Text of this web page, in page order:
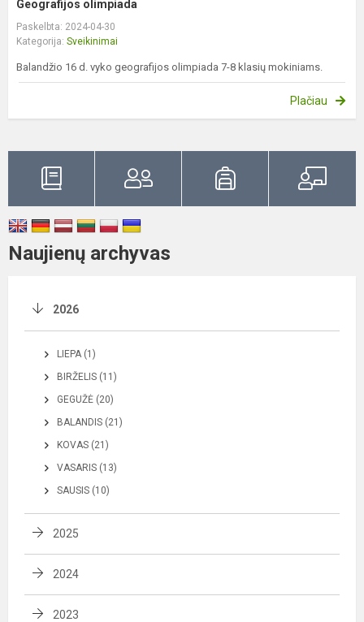
Geografijos olimpiada
Paskelbta: 2024-04-30
Kategorija: Sveikinimai
Balandžio 16 d. vyko geografijos olimpiada 7-8 klasių mokiniams.
Plačiau
Naujienų archyvas
2026
LIEPA (1)
BIRŽELIS (11)
GEGUŽĖ (20)
BALANDIS (21)
KOVAS (21)
VASARIS (13)
SAUSIS (10)
2025
2024
2023